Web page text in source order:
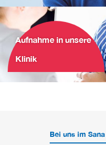
Aufnahme in unsere
Klinik
Bei uns im